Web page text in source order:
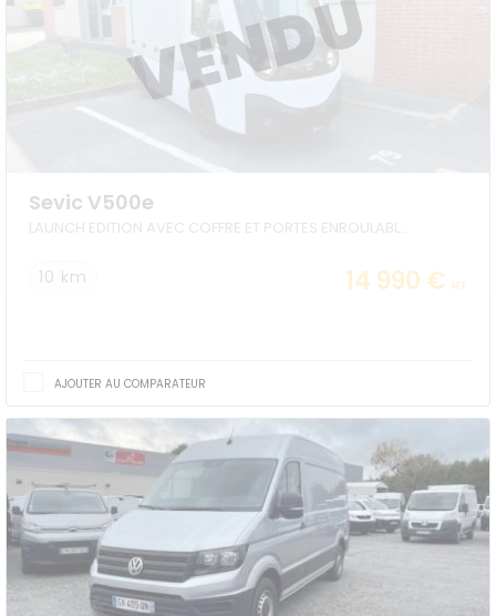
Sevic V500e
10 km 14 990 € HT
AJOUTER AU COMPARATEUR